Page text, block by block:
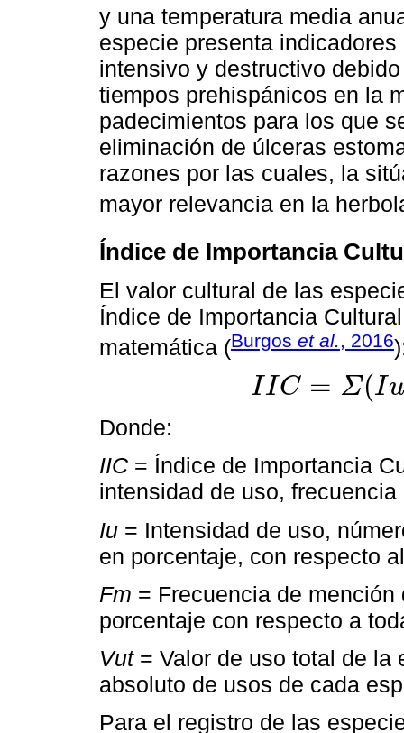
y una temperatura media
especie presenta
intensivo y destructivo
tiempos prehispánicos en la
padecimientos para los que
eliminación de úlceras
razones por las cuales, la
mayor relevancia en la
Índice de Importancia
El valor cultural de las
Índice de Importancia
matemática (Burgos et al., 2016
IIC = Σ(Iu
IIC=Σ(Iu+ Fm+ ut)
Donde:
IIC = Índice de Importancia
intensidad de uso,
Iu = Intensidad de uso,
en porcentaje, con respecto
Fm = Frecuencia de
porcentaje con respecto a
Vut= Valor de uso total de la
absoluto de usos de cada
Para el registro de las